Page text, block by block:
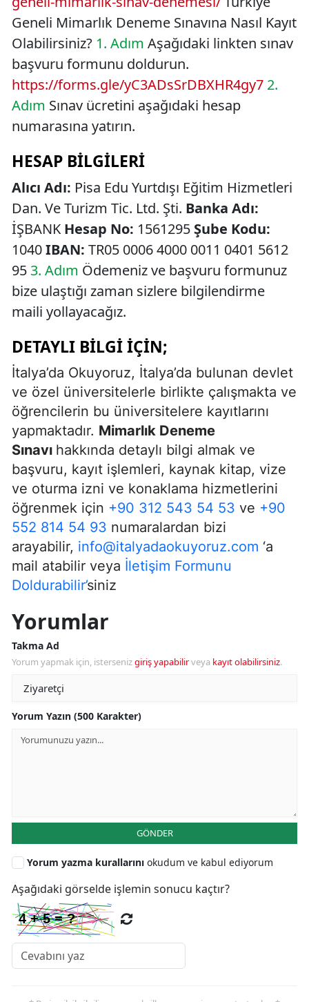
Geneli Mimarlık Deneme Sınavına Nasıl Kayıt
Olabilirsiniz? 1. Adım Aşağıdaki linkten sınav
başvuru formunu doldurun.
https://forms.gle/yC3ADsSrDBXHR4gy7 2.
Adım Sınav ücretini aşağıdaki hesap
numarasına yatırın.
HESAP BILGILERI
Alıcı Adı: Pisa Edu Yurtdışı Eğitim Hizmetleri
Dan. Ve Turizm Tic. Ltd. Şti. Banka Adı:
İŞBANK Hesap No: 1561295 Şube Kodu:
1040IBAN: TR05 0006 4000 0011 0401 5612
953. Adım Ödemeniz ve başvuru formunuz
bize ulaştığı zaman sizlere bilgilendirme
maili yollayacağız.
DETAYLI BILGI İÇIN;
İtalya’da Okuyoruz, İtalya’da bulunan devlet
ve özel üniversitelerle birlikte çalışmakta ve
öğrencilerin bu üniversitelere kayıtlarını
yapmaktadır. Mimarlık Deneme
Sınavı hakkında detaylı bilgi almak ve
başvuru, kayıt işlemleri, kaynak kitap, vize
ve oturma izni ve konaklama hizmetlerini
öğrenmek için +90 312 543 54 53 ve +90
552 814 54 93 numaralardan bizi
arayabilir, info@italyadaokuyoruz.com ‘a
mail atabilir veya İletişim Formunu
Doldurabilir’siniz
Yorumlar
Takma Ad
Yorum yapmak için, istersenizgiriş yapabilirveya kayıt olabilirsiniz.
Yorum Yazın (500 Karakter)
GÖNDER
Yorum yazma kurallarını okudum ve kabul ediyorum
Aşağıdaki görselde işlemin sonucu kaçtır?